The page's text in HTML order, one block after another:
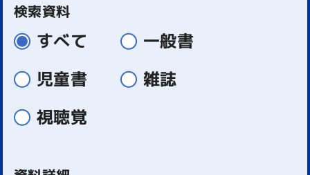
検索資料
すべて
一般書
児童書
雑誌
視聴覚